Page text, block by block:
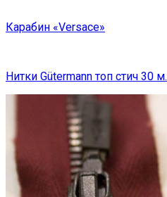
Карабин «Versace»
Нитки Gütermann топ стич 30 м.